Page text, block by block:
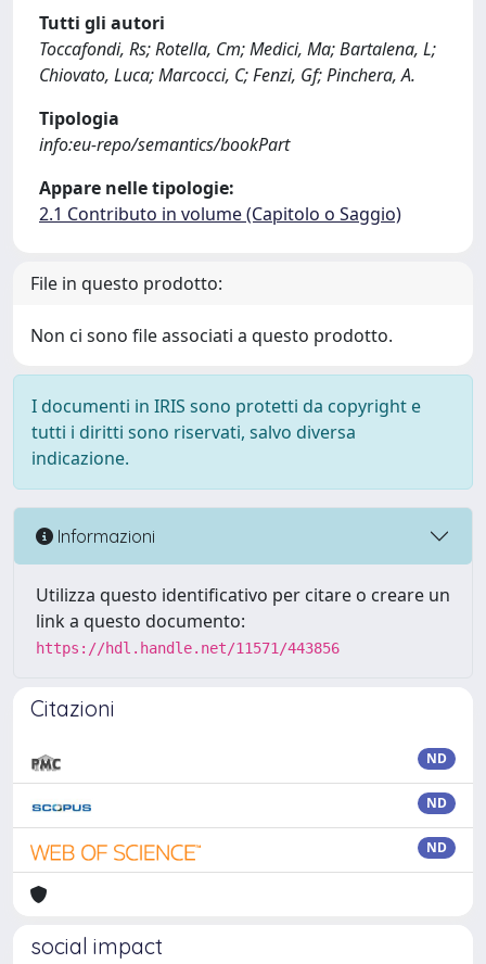
Tutti gli autori
Toccafondi, Rs; Rotella, Cm; Medici, Ma; Bartalena, L;
Chiovato, Luca; Marcocci, C; Fenzi, Gf; Pinchera, A.
Tipologia
info:eu-repo/semantics/bookPart
Appare nelle tipologie:
2.1 Contributo in volume (Capitolo o Saggio)
File in questo prodotto:
Non ci sono file associati a questo prodotto.
I documenti in IRIS sono protetti da copyright e
tutti i diritti sono riservati, salvo diversa
indicazione.
Informazioni
Utilizza questo identificativo per citare o creare un
link a questo documento:
https://hdl.handle.net/11571/443856
Citazioni
ND
ND
ND
social impact